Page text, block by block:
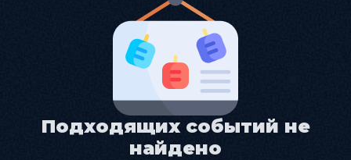
Подходящих событий не
найдено